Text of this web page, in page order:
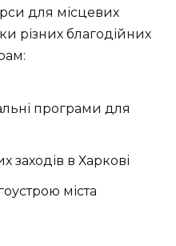
для місцевих
різних благодійних
програми для
заходів в Харкові
міста